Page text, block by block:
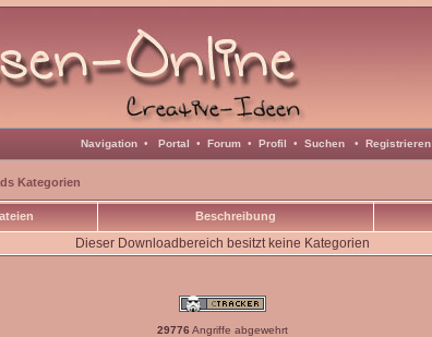
Navigation • Portal • Forum • Profil • Suchen • Registrieren
Kategorien
Beschreibung
Dieser Downloadbereich besitzt keine Kategorien
29776 Angriffe abgewehrt